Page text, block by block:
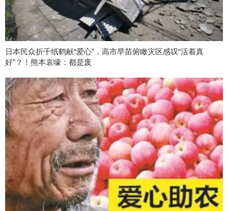
日本民众折千纸鹤献“爱心”，高市早苗俯瞰灾区感叹“活着真
好”？！熊本哀嚎：都是废